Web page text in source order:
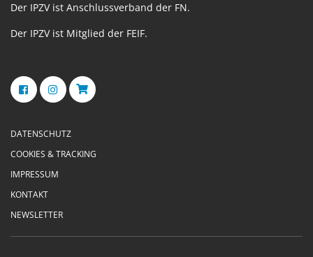
Der IPZV ist Anschlussverband der FN.
Der IPZV ist Mitglied der FEIF.
DATENSCHUTZ
COOKIES & TRACKING
IMPRESSUM
KONTAKT
NEWSLETTER